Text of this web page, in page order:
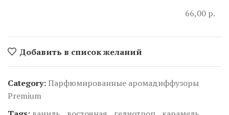
66,00 р.
Добавить в список желаний
Category: Парфюмированные аромадиффузоры
Premium